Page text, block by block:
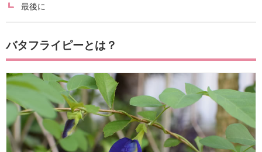
最後に
バタフライピーとは？